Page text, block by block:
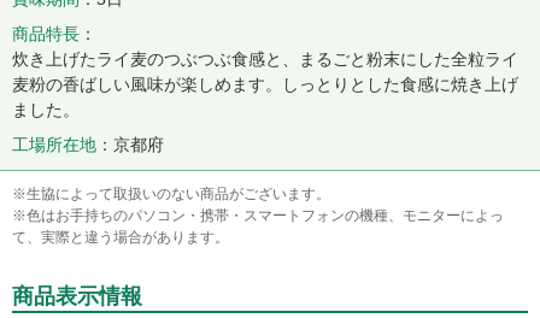
商品特長
炊き上げたライ麦のつぶつぶ食感と、まるごと粉末にした全粒ライ
麦粉の香ばしい風味が楽しめます。しっとりとした食感に焼き上げ
ました。
工場所在地
京都府
※生協によって取扱いのない商品がございます。
※色はお手持ちのパソコン・携帯・スマートフォンの機種、モニターによっ
て、実際と違う場合があります。
商品表示情報